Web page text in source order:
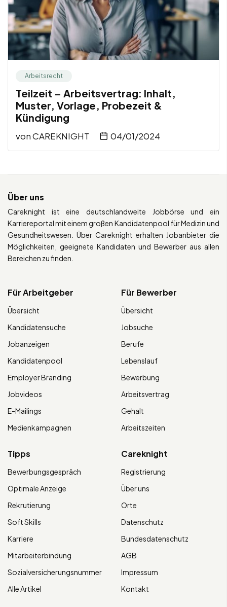
Arbeitsrecht
Teilzeit – Arbeitsvertrag: Inhalt,
Muster, Vorlage, Probezeit &
Kündigung
vonCAREKNIGHT 04/01/2024
Über uns
Careknight ist eine deutschlandweite Jobbörse und ein
Karriereportal mit einem großen Kandidatenpool für Medizin und
Gesundheitswesen. Über Careknight erhalten Jobanbieter die
Möglichkeiten, geeignete Kandidaten und Bewerber aus allen
Bereichen zu finden.
Für Arbeitgeber
Übersicht
Kandidatensuche
Jobanzeigen
Kandidatenpool
Employer Branding
Jobvideos
E-Mailings
Medienkampagnen
Für Bewerber
Übersicht
Jobsuche
Berufe
Lebenslauf
Bewerbung
Arbeitsvertrag
Gehalt
Arbeitszeiten
Tipps
Bewerbungsgespräch
Optimale Anzeige
Rekrutierung
Soft Skills
Karriere
Mitarbeiterbindung
Sozialversicherungsnummer
Alle Artikel
Careknight
Registrierung
Über uns
Orte
Datenschutz
Bundesdatenschutz
AGB
Impressum
Kontakt